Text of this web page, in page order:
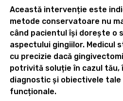
Această intervenție este
metode conservatoare nu
când pacientul își dorește o
aspectului gingiilor. Medicul
cu precizie dacă
potrivită soluție în cazul tău,
diagnostic și obiectivele
funcționale.